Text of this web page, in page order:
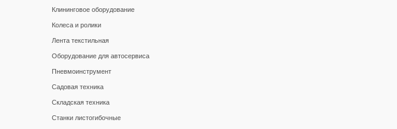
Клининговое оборудование
Колеса и ролики
Лента текстильная
Оборудование для автосервиса
Пневмоинструмент
Садовая техника
Складская техника
Станки листогибочные